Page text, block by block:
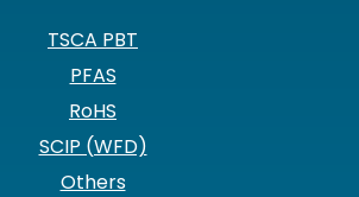
TSCA PBT
PFAS
RoHS
SCIP (WFD)
Others